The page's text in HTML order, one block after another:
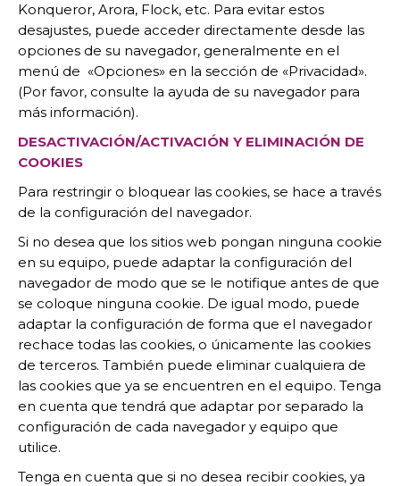
Konqueror, Arora, Flock, etc. Para evitar estos
desajustes, puede acceder directamente desde las
opciones de su navegador, generalmente en el
menú de «Opciones» en la sección de «Privacidad».
(Por favor, consulte la ayuda de su navegador para
más información).
DESACTIVACIÓN/ACTIVACIÓN Y ELIMINACIÓN DE
COOKIES
Para restringir o bloquear las cookies, se hace a través
de la configuración del navegador.
Si no desea que los sitios web pongan ninguna cookie
en su equipo, puede adaptar la configuración del
navegador de modo que se le notifique antes de que
se coloque ninguna cookie. De igual modo, puede
adaptar la configuración de forma que el navegador
rechace todas las cookies, o únicamente las cookies
de terceros. También puede eliminar cualquiera de
las cookies que ya se encuentren en el equipo. Tenga
en cuenta que tendrá que adaptar por separado la
configuración de cada navegador y equipo que
utilice.
Tenga en cuenta que si no desea recibir cookies, ya